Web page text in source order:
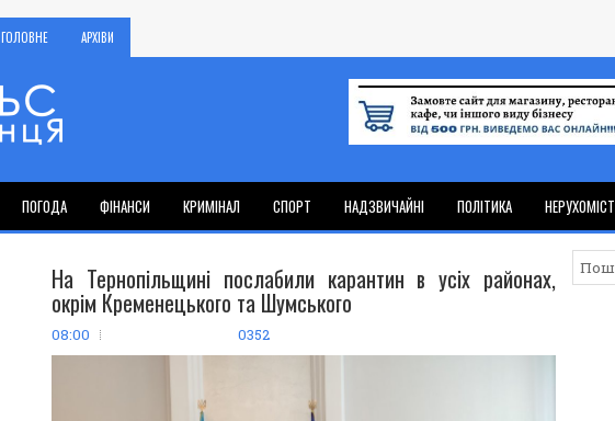
ГОЛОВНЕ АРХІВИ
ПОГОДА ФІНАНСИ КРИМІНАЛ СПОРТ НАДЗВИЧАЙНІ ПОЛІТИКА
На Тернопільщині послабили карантин в усіх районах,
окрім Кременецького та Шумського
08:00 0352